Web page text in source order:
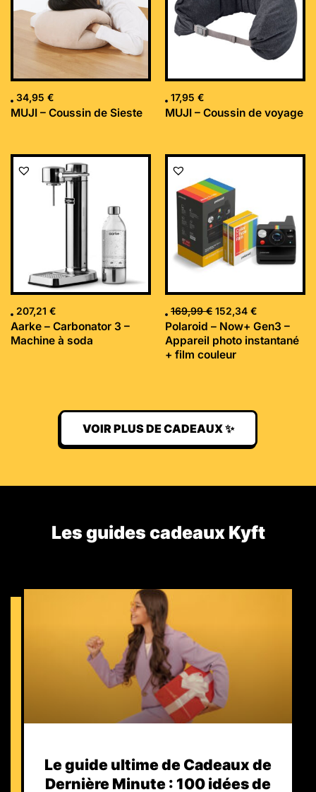
34,95 €
MUJI – Coussin de Sieste
17,95 €
MUJI – Coussin de voyage
207,21 €
Aarke – Carbonator 3 –
Machine à soda
169,99€
Le
initial
était :
169,99 €.
152,34 €
Le
Polaroid – Now+ Gen3 –
Appareil photo instantané
+ film couleur
VOIR PLUS DE CADEAUX ✨
Les guides cadeaux Kyft​
Le guide ultime de Cadeaux de
Dernière Minute : 100 idées de